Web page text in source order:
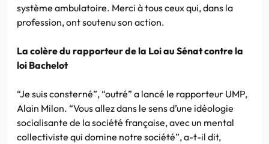
système ambulatoire. Merci à tous ceux qui, dans la
profession, ont soutenu son action.
La colère du rapporteur de la Loi au Sénat contre la
loi Bachelot
“Je suis consterné”, “outré” a lancé le rapporteur UMP,
Alain Milon. “Vous allez dans le sens d’une idéologie
socialisante de la société française, avec un mental
collectiviste qui domine notre société”, a-t-il dit,